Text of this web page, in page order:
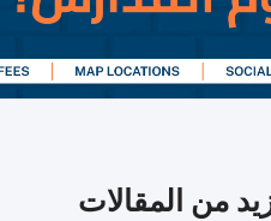
من المقالات